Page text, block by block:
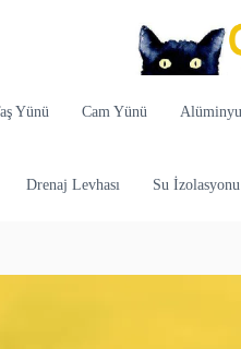
Yünü Cam Yünü
Drenaj Levhası Su İzolasyonu